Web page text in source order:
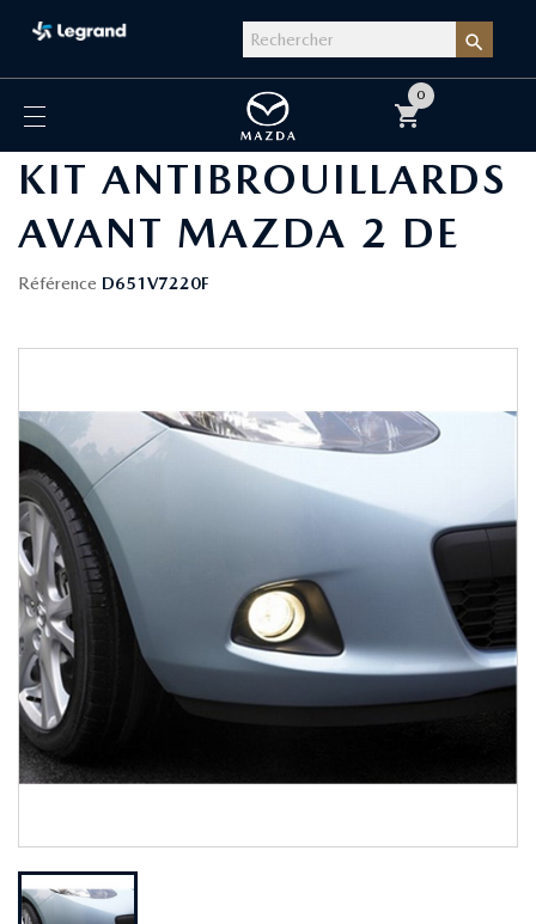

shopping_cart
0
KIT ANTIBROUILLARDS
AVANT MAZDA 2 DE
Référence D651V7220F